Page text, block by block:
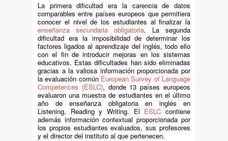
La primera dificultad era la carencia de datos
comparables entre países europeos que permitiera
conocer el nivel de los estudiantes al finalizar la
enseñanza secundaria obligatoria. La segunda
dificultad era la imposibilidad de determinar los
factores ligados al aprendizaje del inglés, todo ello
con el fin de introducir mejoras en los sistemas
educativos. Estas dificultades han sido eliminadas
gracias a la valiosa información proporcionada por
la evaluación común European Survey of Language
Competences (ESLC), donde 13 países europeos
evaluaron una muestra de estudiantes en el último
año de enseñanza obligatoria en inglés en
Listening, Reading y Writing. El ESLCcontiene
además información contextual proporcionada por
los propios estudiantes evaluados, sus profesores
y el director del instituto al que pertenecen.